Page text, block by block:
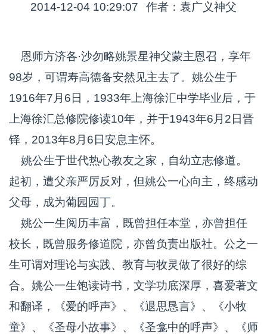
2014-12-04 10:29:07 作者：袁广义神父
恩师方济各·沙勿略姚景星神父蒙主恩召，享年
98岁，可谓寿高德备安然见主去了。姚公生于
1916年7月6日，1933年上海徐汇中学毕业后，于
上海徐汇总修院修读10年，并于1943年6月2日晋
铎，2013年8月6日安息主怀。
姚公生于世代热心教友之家，自幼立志修道。
起初，遭父亲严厉反对，但姚公一心向主，终感动
父母，成为葡园园丁。
姚公一生阅历丰富，既曾担任本堂，亦曾担任
校长，既曾服务修道院，亦曾负责出版社。公之一
生可谓对理论与实践、教育与牧灵做了很好的综
合。姚公一生饱读诗书，文学功底深厚，喜爱著文
和翻译，《爱的呼声》、《退思恳言》、《小牧
童》、《圣母小故事》、《圣龛中的呼声》、《师